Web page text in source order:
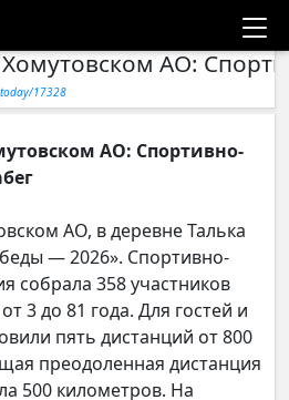
Новости
Галерея
Компании
АО:
17328
АО: Спортивно-
АО, в деревне Талька
— 2026». Спортивно-
собрала 358 участников
3 до 81 года. Для гостей и
пять дистанций от 800
преодоленная дистанция
500 километров. На